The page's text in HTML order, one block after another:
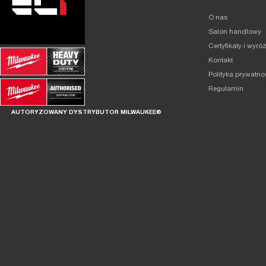
AUTORYZOWANY DYSTRYBUTOR MILWAUKEE®
O nas
Salon handlowy
Certyfikaty i
Kontakt
Polityka
Regulamin